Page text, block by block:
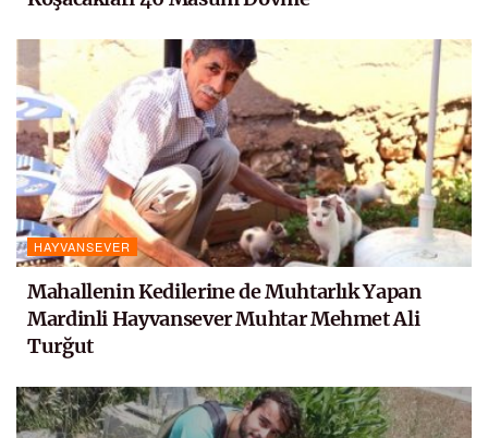
HAYVANSEVER
Mahallenin Kedilerine de Muhtarlık Yapan
Mardinli Hayvansever Muhtar Mehmet Ali
Turğut